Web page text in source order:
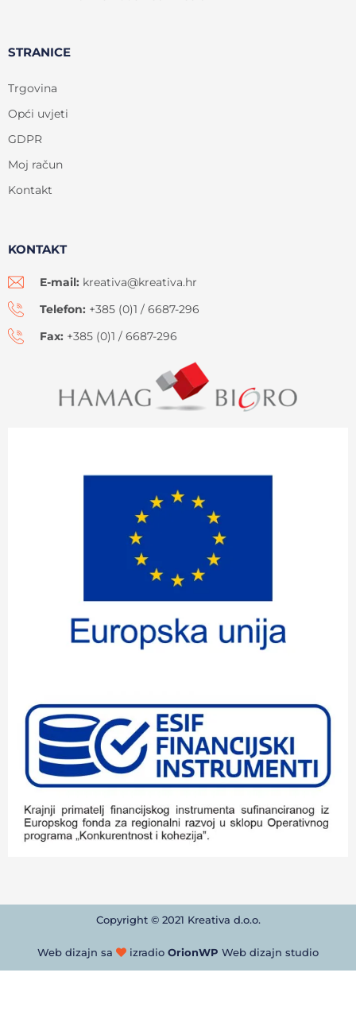
STRANICE
Trgovina
Opći uvjeti
GDPR
Moj račun
Kontakt
KONTAKT
E-mail: kreativa@kreativa.hr
Telefon: +385 (0)1 / 6687-296
Fax: +385 (0)1 / 6687-296
Copyright © 2021 Kreativa d.o.o.
Web dizajn sa izradio OrionWP Web dizajn studio